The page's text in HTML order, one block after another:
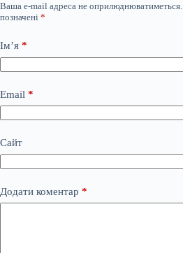
Ваша e-mail адреса не оприлюднюватиметься.
позначені *
Ім’я *
Email *
Сайт
Додати коментар *